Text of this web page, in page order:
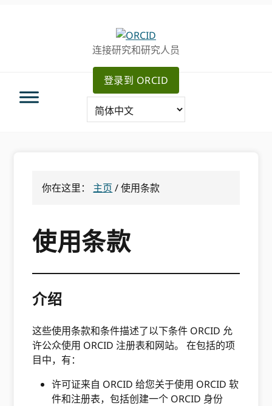
连接研究和研究人员
登录到 ORCID
你在这里： 主页 /使用条款
使用条款
介绍
这些使用条款和条件描述了以下条件 ORCID 允
许公众使用 ORCID 注册表和网站。 在包括的项
目中，有：
许可证来自 ORCID 给您关于使用 ORCID 软
件和注册表，包括创建一个 ORCID 身份